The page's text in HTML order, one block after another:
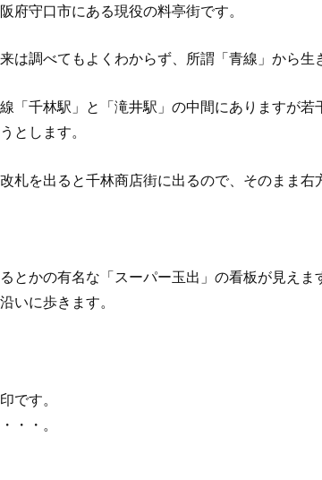
府守口市にある現役の料亭街です。
は調べてもよくわからず、所謂「青線」から生
「千林駅」と「滝井駅」の中間にありますが
とします。
改札を出ると千林商店街に出るので、そのまま右
とかの有名な「スーパー玉出」の看板が見えま
いに歩きます。
です。
・・。